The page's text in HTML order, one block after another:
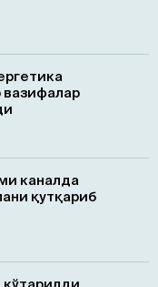
вазифалар
каналда
қутқариб